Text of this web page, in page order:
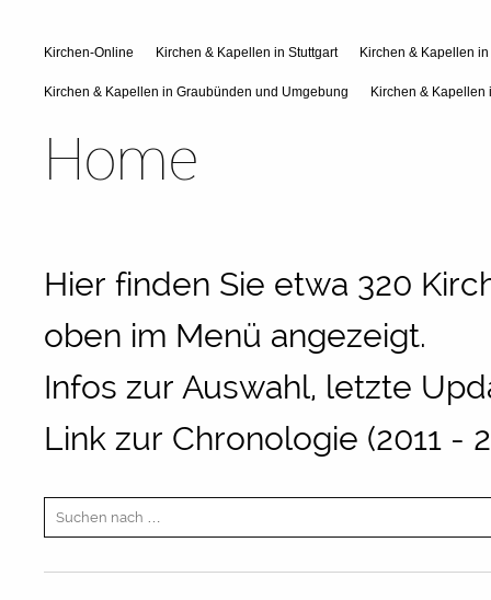
Kirchen-Online Kirchen & Kapellen in Stuttgart Kirchen & Kapellen
Kirchen & Kapellen in Graubünden und Umgebung Kirchen & Kapellen
Home
Hier finden Sie etwa 320
oben im Menü angezeigt.
Infos zur Auswahl, letzte
Link zur Chronologie (2011